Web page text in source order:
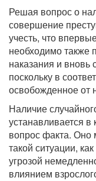
Решая вопрос о
совершение
учесть, что
необходимо также
наказания и
поскольку в
освобожденное от
Наличие
устанавливается
вопрос факта. Оно
такой ситуации,
угрозой
влиянием